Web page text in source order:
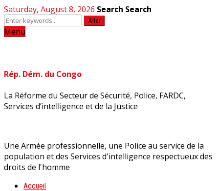
Saturday, August 8, 2026 Search Search
Aller
Menu
Rép. Dém. du Congo
La Réforme du Secteur de Sécurité, Police, FARDC,
Services d’intelligence et de la Justice
Une Armée professionnelle, une Police au service de la
population et des Services d'intelligence respectueux des
droits de l'homme
Accueil